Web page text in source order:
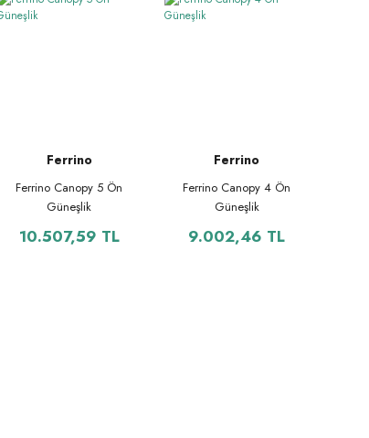
Ferrino
Ferrino Canopy 5 Ön
Güneşlik
10.507,59 TL
Ferrino
Ferrino Canopy 4 Ön
Güneşlik
9.002,46 TL